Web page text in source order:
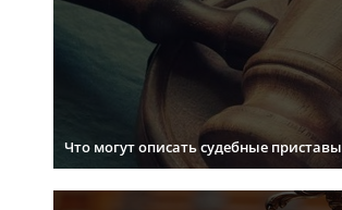
Что могут описать судебные приставы